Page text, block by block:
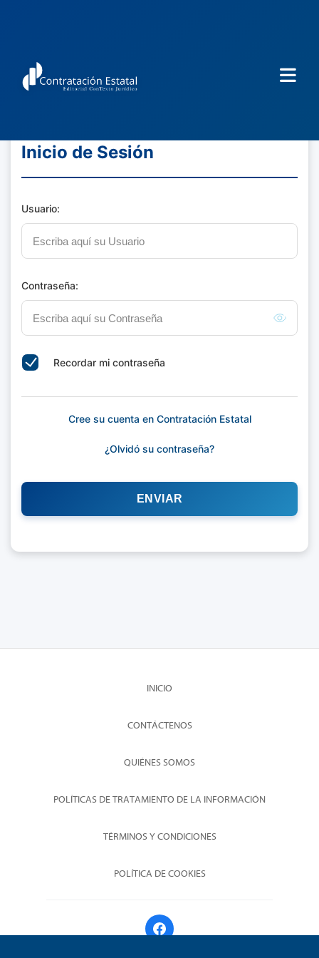
Inicio de Sesión
Usuario:
Contraseña:
Recordar mi contraseña
Cree su cuenta en Contratación Estatal
¿Olvidó su contraseña?
INICIO
CONTÁCTENOS
QUIÉNES SOMOS
POLÍTICAS DE TRATAMIENTO DE LA INFORMACIÓN
TÉRMINOS Y CONDICIONES
POLÍTICA DE COOKIES